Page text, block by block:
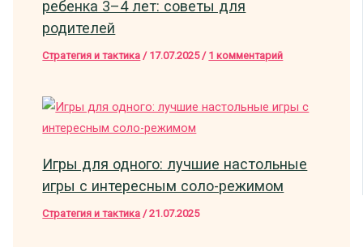
ребенка 3–4 лет: советы для
родителей
Стратегия и тактика / 17.07.2025 / 1 комментарий
Игры для одного: лучшие настольные
игры с интересным соло-режимом
Стратегия и тактика /21.07.2025